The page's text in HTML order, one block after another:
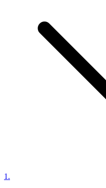
1 .